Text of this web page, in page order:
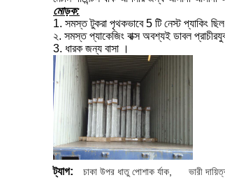
মোড়ক:
1. সমস্ত টুকরা পৃথকভাবে 5 টি নেস্ট প্যাকিং
২. সমস্ত প্যাকেজিং বাক্স অবশ্যই ডাবল
3. ধারক জন্য বাসা ।
ট্যাগ: চাকা উপর ধাতু পোশাক র্যাক ভারী